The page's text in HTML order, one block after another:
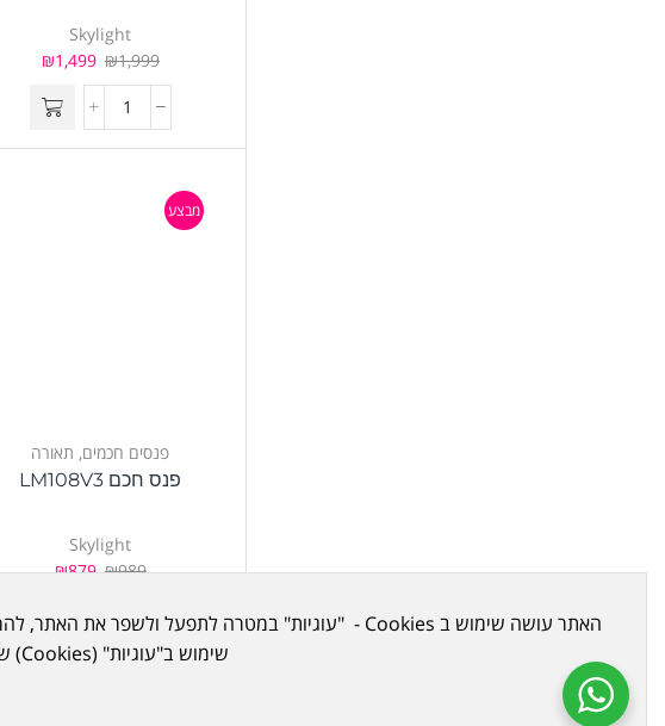
Skylight
₪1,999
₪1,499
מבצע
פנסים חכמים, תאורה
פנס חכם LM108V3
Skylight
₪989
₪879
שימוש ב"עוגיות" (Cookies) שלה ושל צדדים שלישיים. מידע נוסף ניתן למצוא